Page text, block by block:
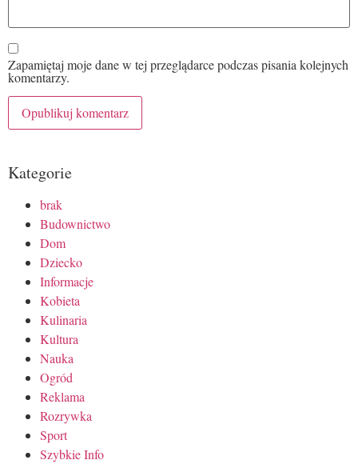
Zapamiętaj moje dane w tej przeglądarce podczas pisania kolejnych
komentarzy.
Kategorie
brak
Budownictwo
Dom
Dziecko
Informacje
Kobieta
Kulinaria
Kultura
Nauka
Ogród
Reklama
Rozrywka
Sport
Szybkie Info